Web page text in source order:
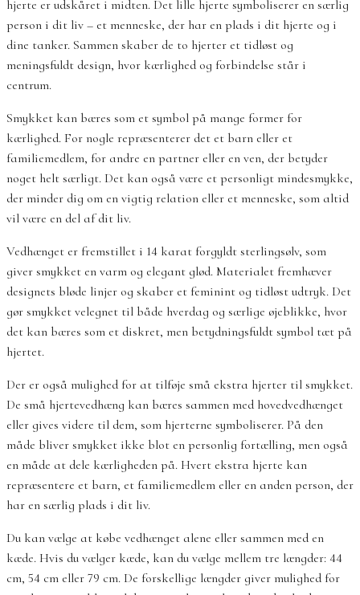
hjerte er udskåret i midten. Det lille hjerte symboliserer en særlig
person i dit liv – et menneske, der har en plads i dit hjerte og i
dine tanker. Sammen skaber de to hjerter et tidløst og
meningsfuldt design, hvor kærlighed og forbindelse står i
centrum.
Smykket kan bæres som et symbol på mange former for
kærlighed. For nogle repræsenterer det et barn eller et
familiemedlem, for andre en partner eller en ven, der betyder
noget helt særligt. Det kan også være et personligt mindesmykke,
der minder dig om en vigtig relation eller et menneske, som altid
vil være en del af dit liv.
Vedhænget er fremstillet i 14 karat forgyldt sterlingsølv, som
giver smykket en varm og elegant glød. Materialet fremhæver
designets bløde linjer og skaber et feminint og tidløst udtryk. Det
gør smykket velegnet til både hverdag og særlige øjeblikke, hvor
det kan bæres som et diskret, men betydningsfuldt symbol tæt på
hjertet.
Der er også mulighed for at tilføje små ekstra hjerter til smykket.
De små hjertevedhæng kan bæres sammen med hovedvedhænget
eller gives videre til dem, som hjerterne symboliserer. På den
måde bliver smykket ikke blot en personlig fortælling, men også
en måde at dele kærligheden på. Hvert ekstra hjerte kan
repræsentere et barn, et familiemedlem eller en anden person, der
har en særlig plads i dit liv.
Du kan vælge at købe vedhænget alene eller sammen med en
kæde. Hvis du vælger kæde, kan du vælge mellem tre længder: 44
cm, 54 cm eller 79 cm. De forskellige længder giver mulighed for